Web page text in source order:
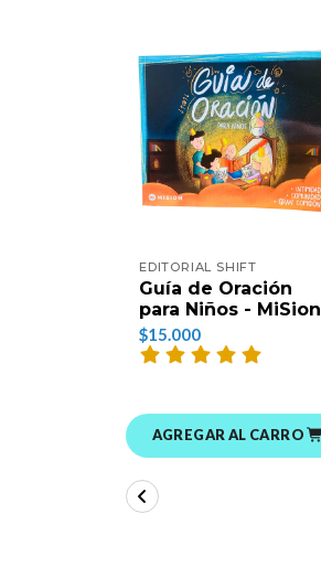
EDITORIAL SHIFT
Guía de Oración
para Niños - MiSion
$15.000
AGREGAR AL CARRO